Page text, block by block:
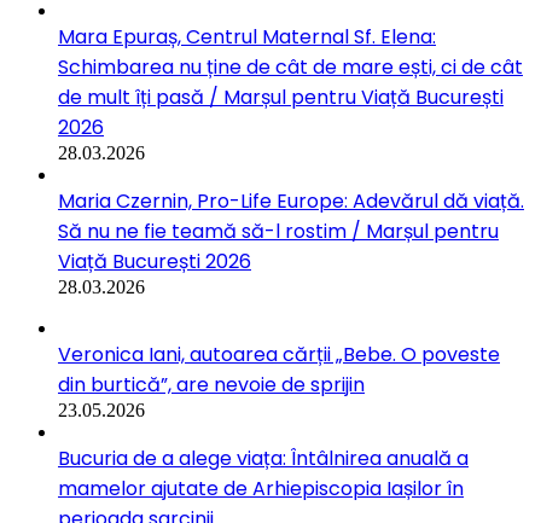
Mara Epuraș, Centrul Maternal Sf. Elena:
Schimbarea nu ține de cât de mare ești, ci de cât
de mult îți pasă / Marșul pentru Viață București
2026
28.03.2026
Maria Czernin, Pro-Life Europe: Adevărul dă viață.
Să nu ne fie teamă să-l rostim / Marșul pentru
Viață București 2026
28.03.2026
Veronica Iani, autoarea cărții „Bebe. O poveste
din burtică”, are nevoie de sprijin
23.05.2026
Bucuria de a alege viața: Întâlnirea anuală a
mamelor ajutate de Arhiepiscopia Iașilor în